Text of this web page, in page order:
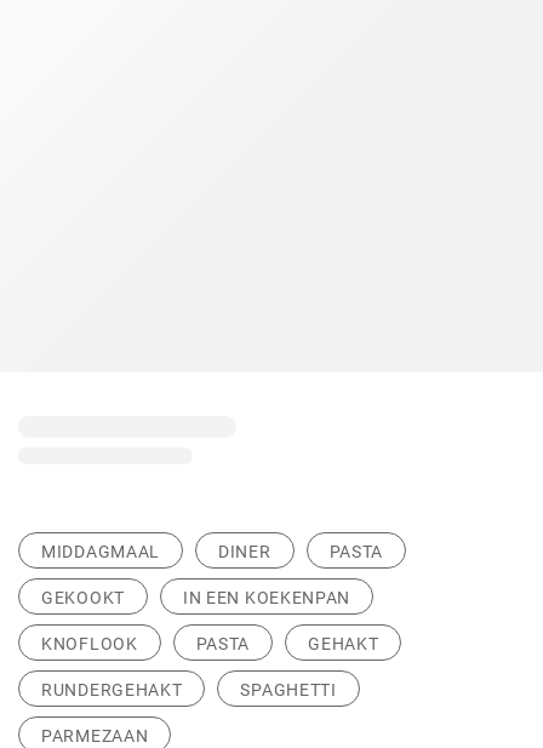
MIDDAGMAAL DINER PASTA
GEKOOKT IN EEN KOEKENPAN
KNOFLOOK PASTA GEHAKT
RUNDERGEHAKT SPAGHETTI
PARMEZAAN